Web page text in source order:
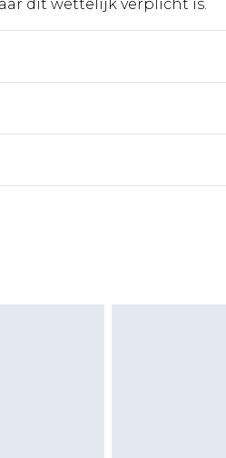
dit wettelijk verplicht is.